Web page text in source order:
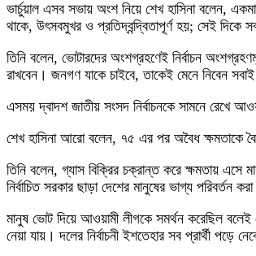
ভার্চুয়াল এসব সভায় অংশ নিয়ে শেখ হাসিনা বলেন,
থাকে, উৎসবমুখর ও প্রতিদ্বন্দ্বিতাপূর্ণ হয়; সেই দিকে
তিনি বলেন, ভোটারদের অংশগ্রহণেই নির্বাচন
রাখবেন। জনগণ যাকে চাইবে, তাকেই মেনে নিবেন
এসময় দ্বাদশ জাতীয় সংসদ নির্বাচনকে সামনে রেখে
শেখ হাসিনা আরো বলেন, ৭৫ এর পর অবৈধ ক্ষমতাকে
তিনি বলেন, গ্যাস বিক্রির চক্রান্ত করে ক্ষমতায় এসে
নির্বাচিত সরকার ছাড়া দেশের মানুষের ভাগ্য পরিবর্তন
মানুষ ভোট দিয়ে আওয়ামী লীগকে সমর্থন করেছিল
নেয়া যায়। দলের নির্বাচনী ইশতেহার সব প্রার্থী